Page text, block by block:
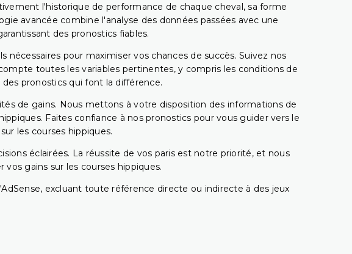
l'historique de performance de chaque cheval, sa forme
avancée combine l'analyse des données passées avec une
des pronostics fiables.
pour maximiser vos chances de succès. Suivez nos
toutes les variables pertinentes, y compris les conditions de
pronostics qui font la différence.
de gains. Nous mettons à votre disposition des informations de
Faites confiance à nos pronostics pour vous guider vers le
les courses hippiques.
éclairées. La réussite de vos paris est notre priorité, et nous
gains sur les courses hippiques.
excluant toute référence directe ou indirecte à des jeux